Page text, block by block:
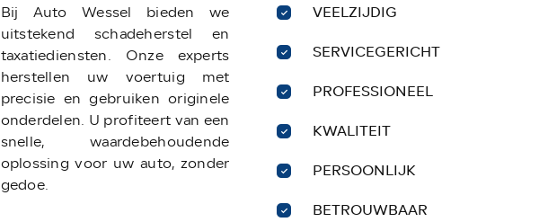
Bij Auto Wessel bieden we
uitstekend schadeherstel en
taxatiediensten. Onze experts
herstellen uw voertuig met
precisie en gebruiken originele
onderdelen. U profiteert van een
snelle, waardebehoudende
oplossing voor uw auto, zonder
gedoe.
VEELZIJDIG
SERVICEGERICHT
PROFESSIONEEL
KWALITEIT
PERSOONLIJK
BETROUWBAAR